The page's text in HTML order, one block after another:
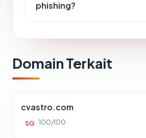
phishing?
Domain Terkait
cvastro.com
SG 100/100